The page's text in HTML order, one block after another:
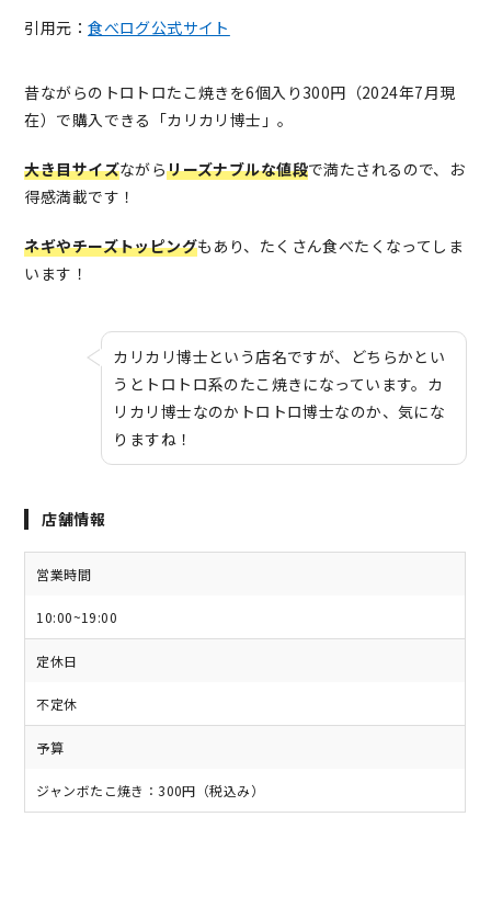
引用元：食べログ公式サイト
昔ながらのトロトロたこ焼きを6個入り300円（2024年7月現
在）で購入できる「カリカリ博士」。
大き目サイズながらリーズナブルな値段で満たされるので、お
得感満載です！
ネギやチーズトッピングもあり、たくさん食べたくなってしま
います！
カリカリ博士という店名ですが、どちらかとい
うとトロトロ系のたこ焼きになっています。カ
リカリ博士なのかトロトロ博士なのか、気にな
りますね！
店舗情報
営業時間
10:00~19:00
定休日
不定休
予算
ジャンボたこ焼き：300円（税込み）